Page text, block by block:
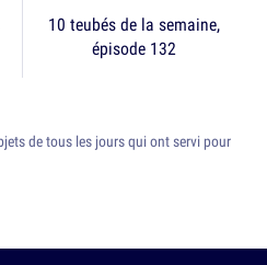
10 teubés de la semaine,
épisode 132
de tous les jours qui ont servi pour